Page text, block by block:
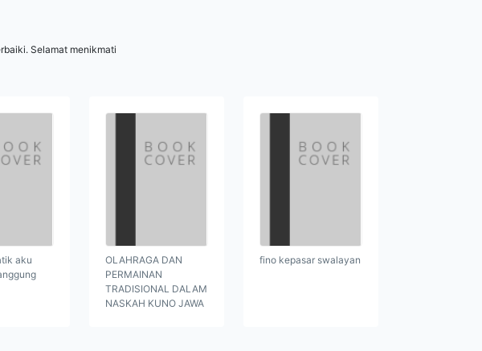
Selamat menikmati
aku
OLAHRAGA DAN
PERMAINAN
TRADISIONAL DALAM
NASKAH KUNO JAWA
fino kepasar swalayan